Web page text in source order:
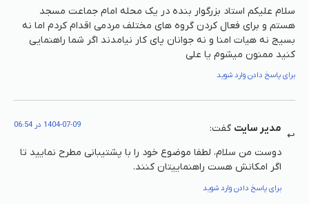
سلام علیکم استاد بزرگوار بنده در یک محله امام جماعت مسجد
هستم و برای فعال کردن گروه های مختلف مردمی اقدام کردم اما نه
بسیج نه هیات امنا و نه جوانان پای کار نیامدند اگر شما راهنمایی
کنید ممنون میشوم یا علی
برای پاسخ دادن وارد شوید
مدیر سایت گفت: 1404-07-09 در 06:54
دوست من سلام، لطفا موضوع خود را با پشتیبانی مطرح نمایید تا
اگر امکانش هست راهنماییتان کنند.
برای پاسخ دادن وارد شوید